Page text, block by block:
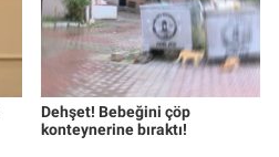
Dehşet! Bebeğini çöp
konteynerine bıraktı!